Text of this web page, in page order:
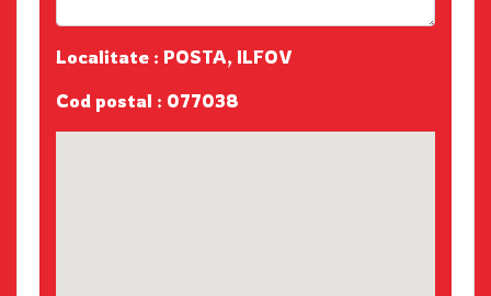
Localitate : POSTA, ILFOV
Cod postal : 077038